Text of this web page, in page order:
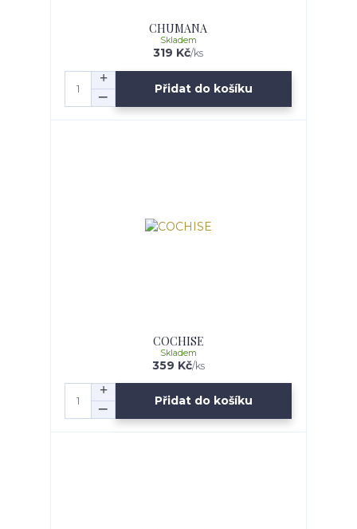
CHUMANA
319 Kč/ks
Skladem
Přidat do košíku
COCHISE
359 Kč/ks
Skladem
Přidat do košíku